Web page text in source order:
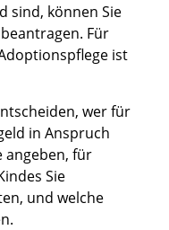
sind, können Sie
Für
ist
wer für
in Anspruch
angeben, für
Sie
und welche